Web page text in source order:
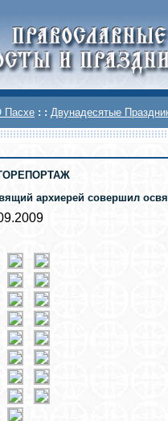
Пасхе : : Двунадесятые
архиерей совершил